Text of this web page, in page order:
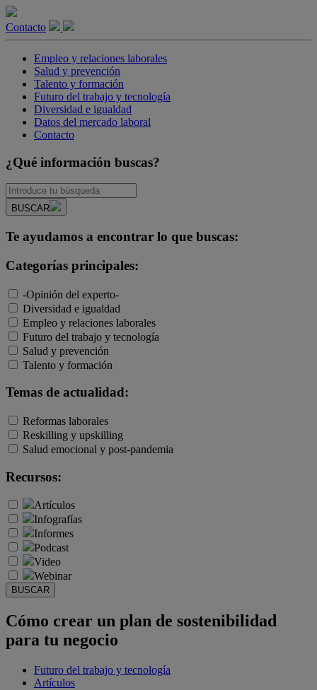
Contacto
Empleo y relaciones laborales
Salud y prevención
Talento y formación
Futuro del trabajo y tecnología
Diversidad e igualdad
Datos del mercado laboral
Contacto
¿Qué información buscas?
BUSCAR
Te ayudamos a encontrar lo que buscas:
Categorías principales:
-Opinión del experto-
Diversidad e igualdad
Empleo y relaciones laborales
Futuro del trabajo y tecnología
Salud y prevención
Talento y formación
Temas de actualidad:
Reformas laborales
Reskilling y upskilling
Salud emocional y post-pandemia
Recursos:
Artículos
Infografías
Informes
Podcast
Video
Webinar
BUSCAR
Cómo crear un plan de sostenibilidad
para tu negocio
Futuro del trabajo y tecnología
Artículos